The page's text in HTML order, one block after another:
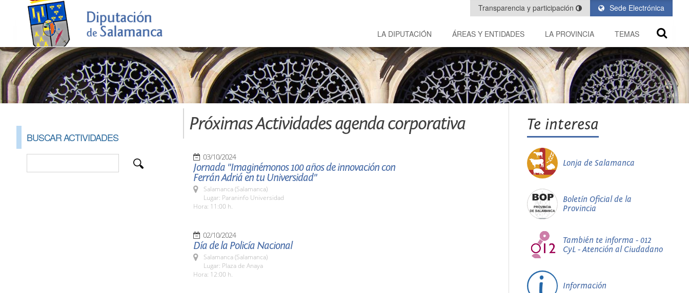
Sede Electrónica
Transparencia y participación
LA DIPUTACIÓN ÁREAS Y ENTIDADES LA PROVINCIA TEMAS
BUSCAR ACTIVIDADES
Próximas Actividades agenda corporativa
03/10/2024
Jornada "Imaginémonos 100 años de innovación con
Ferrán Adriá en tu Universidad"
Salamanca (Salamanca)
Lugar: Paraninfo Universidad
Hora: 11:00 h.
02/10/2024
Día de la Policía Nacional
Salamanca (Salamanca)
Lugar: Plaza de Anaya
Hora: 12:00 h.
Te interesa
Lonja de Salamanca
Boletín Oficial de la
Provincia
También te informa - 012
CyL - Atención al Ciudadano
Información